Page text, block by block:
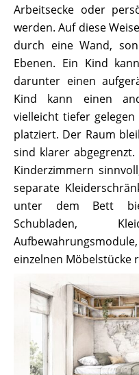
Arbeitsecke oder
werden. Auf diese
durch eine Wand,
Ebenen. Ein Kind
darunter einen
Kind kann einen
vielleicht tiefer
platziert. Der Raum
sind klarer
Kinderzimmern
separate
unter dem Bett
Schubladen,
einzelnen Möbelstücke